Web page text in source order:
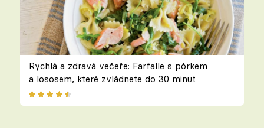
Rychlá a zdravá večeře: Farfalle s pórkem
a lososem, které zvládnete do 30 minut